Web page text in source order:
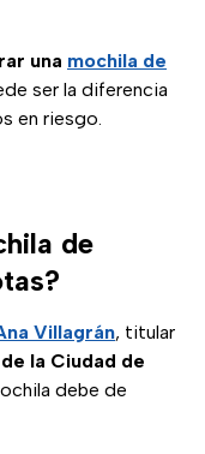
una mochila de
ser la diferencia
en riesgo.
de
Villagrán, titular
la Ciudad de
debe de